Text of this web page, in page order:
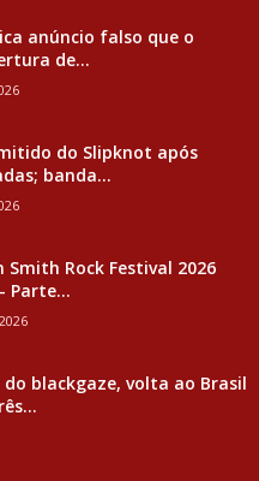
anúncio falso que o
de...
do Slipknot após
banda...
Smith Rock Festival 2026
Parte...
blackgaze, volta ao Brasil